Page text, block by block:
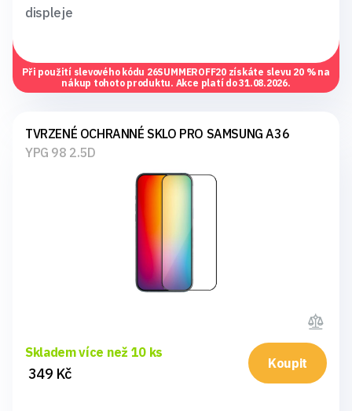
displeje
Při použití slevového kódu 26SUMMEROFF20 získáte slevu 20 % na
nákup tohoto produktu. Akce platí do 31.08.2026.
TVRZENÉ OCHRANNÉ SKLO PRO SAMSUNG A36
YPG 98 2.5D
Skladem více než 10 ks
349 Kč
Koupit